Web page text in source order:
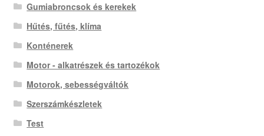
Gumiabroncsok és kerekek
Hűtés, fűtés, klíma
Konténerek
Motor - alkatrészek és tartozékok
Motorok, sebességváltók
Szerszámkészletek
Test